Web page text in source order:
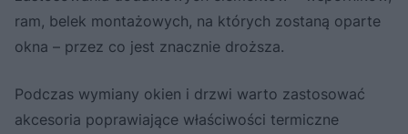
ram, belek montażowych, na których zostaną oparte
okna – przez co jest znacznie droższa.
Podczas wymiany okien i drzwi warto zastosować
akcesoria poprawiające właściwości termiczne